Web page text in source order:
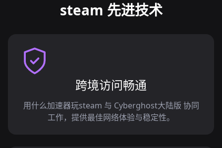
steam 先进技术
跨境访问畅通
用什么加速器玩steam 与 Cyberghost大陆版 协同
工作，提供最佳网络体验与稳定性。